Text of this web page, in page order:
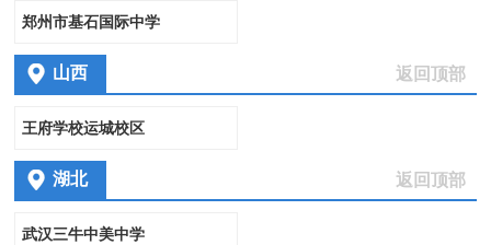
郑州市基石国际中学
山西 返回顶部
王府学校运城校区
湖北 返回顶部
武汉三牛中美中学